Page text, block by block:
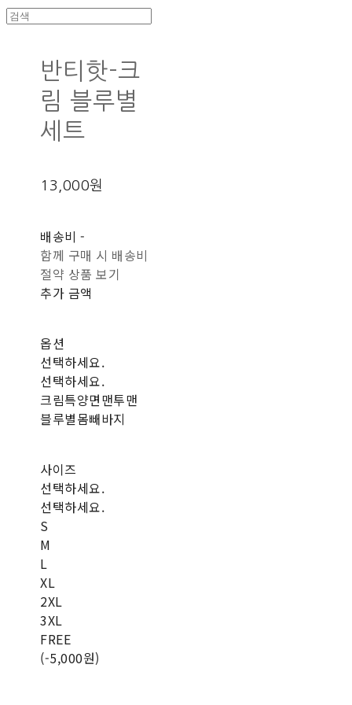
반티핫-크
림 블루별
세트
13,000원
배송비-
함께 구매 시 배송비
절약 상품 보기
추가 금액
옵션
선택하세요.
선택하세요.
크림특양면맨투맨
블루별몸빼바지
사이즈
선택하세요.
선택하세요.
S
M
L
XL
2XL
3XL
FREE
(-5,000원)